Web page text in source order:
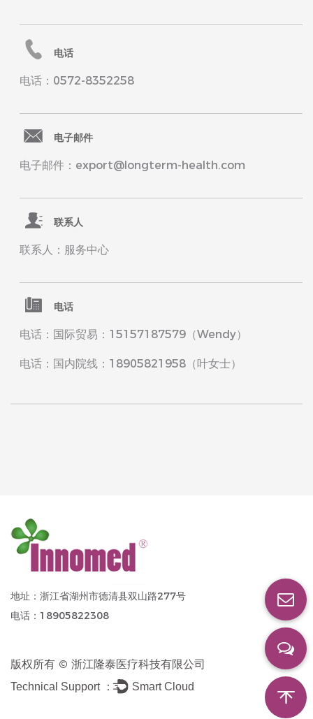
电话
电话：0572-8352258
电子邮件
电子邮件：export@longterm-health.com
联系人
联系人：服务中心
电话
电话：国际贸易：15157187579（Wendy）
电话：国内院线：18905821958（叶女士）
地址：浙江省湖州市德清县双山路277号
电话：18905822308
版权所有 © 浙江隆泰医疗科技有限公司
Technical Support ： Smart Cloud